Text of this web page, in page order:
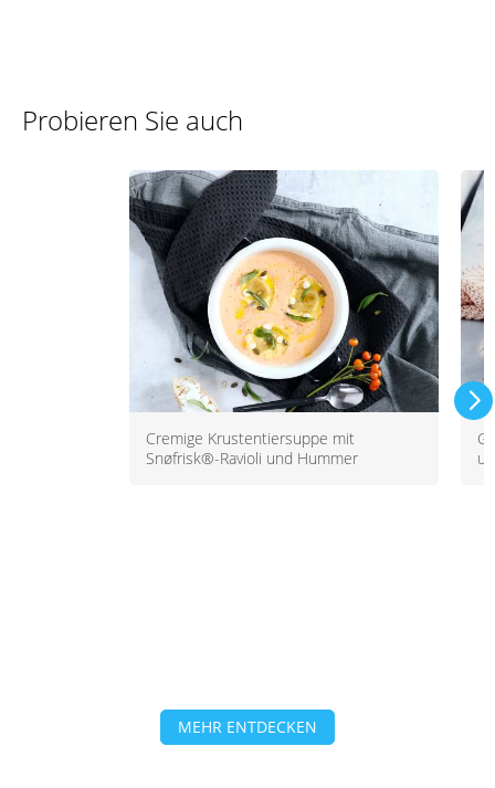
Probieren Sie auch
Cremige Krustentiersuppe mit
Snøfrisk®-Ravioli und Hummer
MEHR ENTDECKEN